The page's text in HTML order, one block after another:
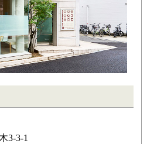
3-3-1